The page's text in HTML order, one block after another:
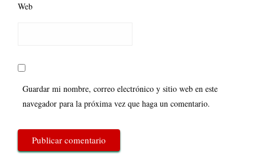
Web
Guardar mi nombre, correo electrónico y sitio web en este
navegador para la próxima vez que haga un comentario.